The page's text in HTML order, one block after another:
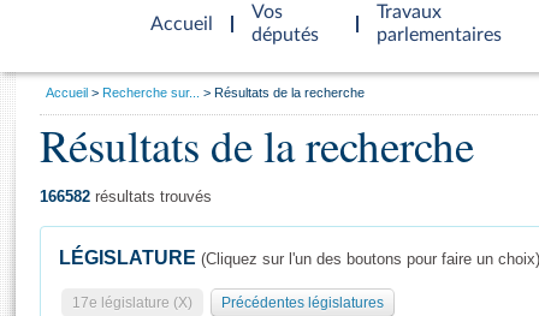
Accueil
d'accueil
Vos
députés
Travaux
parlementaires
Général
Vous
Accueil Recherche sur... Résultats de la recherche
Résultats de la recherche
166582 résultats trouvés
LÉGISLATURE (Cliquez sur l'un des boutons pour faire un choix)
17e législature (X) Précédentes législatures